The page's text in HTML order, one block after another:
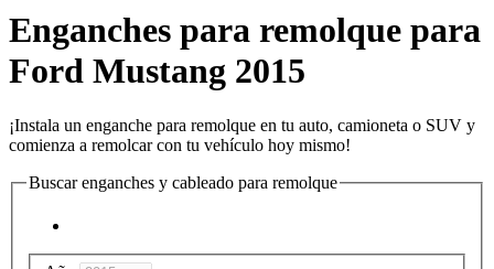
Enganches para remolque para
Ford Mustang 2015
¡Instala un enganche para remolque en tu auto, camioneta o SUV y
comienza a remolcar con tu vehículo hoy mismo!
Buscar enganches y cableado para remolque